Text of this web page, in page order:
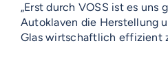
„Erst durch VOSS ist es uns
Autoklaven die Herstellung
Glas wirtschaftlich effizient